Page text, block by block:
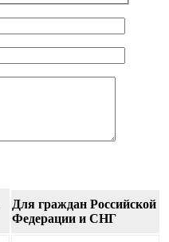
Для граждан Российской
Федерации и СНГ